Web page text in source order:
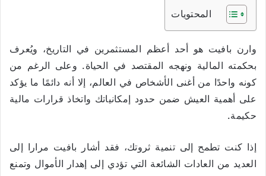
المحتويات
وارن بافيت هو أحد أعظم المستثمرين في التاريخ، ويُعرف
بحكمته المالية ونهجه المقتصد في الحياة. وعلى الرغم من
كونه واحدًا من أغنى الأشخاص في العالم، إلا أنه دائمًا ما يؤكد
على أهمية العيش ضمن حدود إمكانياتك واتخاذ قرارات مالية
حكيمة.
إذا كنت تطمح إلى تنمية ثروتك، فقد أشار بافيت مرارا إلى
العديد من العادات الشائعة التي تؤدي إلى إهدار الأموال وتمنع